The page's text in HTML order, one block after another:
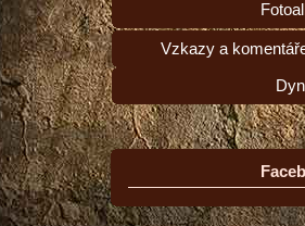
Vzkazy a